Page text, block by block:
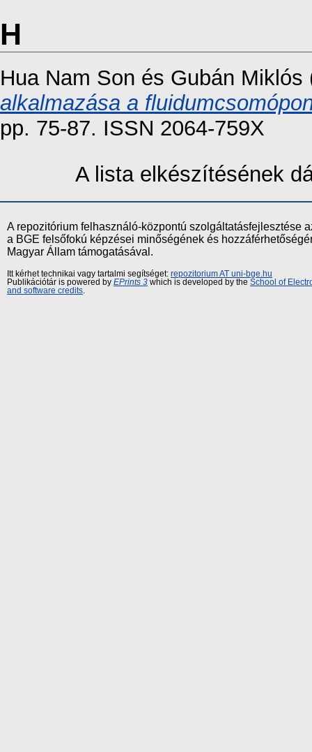
H
Hua Nam Son és Gubán Miklós
alkalmazása a
pp. 75-87. ISSN 2064-759X
A lista elkészítésének
A repozitórium felhasználó-központú szolgáltatásfejlesztése
a BGE felsőfokú képzései minőségének és
Magyar Állam támogatásával.
Itt kérhet technikai vagy tartalmi segítséget: repozitorium AT uni-bge.hu
Publikációtár is powered by EPrints 3 which is developed by the School of
and software credits